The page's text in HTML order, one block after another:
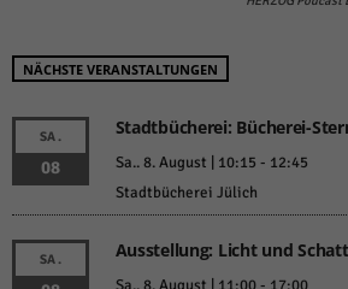
NÄCHSTE VERANSTALTUNGEN
SA.
08
Stadtbücherei: Bücherei-
Sa.. 8. August | 10:15 - 12:45
Stadtbücherei Jülich
SA. Ausstellung: Licht und
Sa.. 8. August | 11:00- 17:00